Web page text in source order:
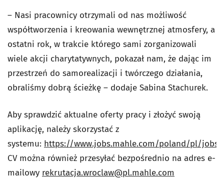
– Nasi pracownicy otrzymali od nas możliwość
współtworzenia i kreowania wewnętrznej atmosfery, a
ostatni rok, w trakcie którego sami zorganizowali
wiele akcji charytatywnych, pokazał nam, że dając im
przestrzeń do samorealizacji i twórczego działania,
obraliśmy dobrą ścieżkę – dodaje Sabina Stachurek.
Aby sprawdzić aktualne oferty pracy i złożyć swoją
aplikację, należy skorzystać z
systemu: https://www.jobs.mahle.com/poland/pl/jobs
CV można również przesyłać bezpośrednio na adres e-
mailowy rekrutacja.wroclaw@pl.mahle.com